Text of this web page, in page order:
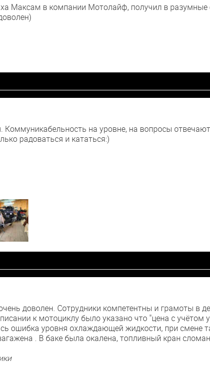
Максам в компании Мотолайф, получил в разумные
Коммуникабельность на уровне, на вопросы
радоваться и кататься:)
доволен. Сотрудники компетентны и грамоты в
к мотоциклу было указано что "цена с учётом
ошибка уровня охлаждающей жидкости, при смене
. В баке была окалена, топливный кран